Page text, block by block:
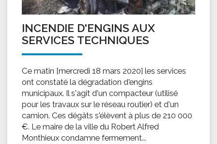
INCENDIE D'ENGINS AUX
SERVICES TECHNIQUES
Ce matin [mercredi 18 mars 2020] les services
ont constaté la dégradation d'engins
municipaux. Il s'agit d'un compacteur (utilisé
pour les travaux sur le réseau routier) et d'un
camion. Ces dégâts s'élèvent à plus de 210 000
€. Le maire de la ville du Robert Alfred
Monthieux condamne fermement...